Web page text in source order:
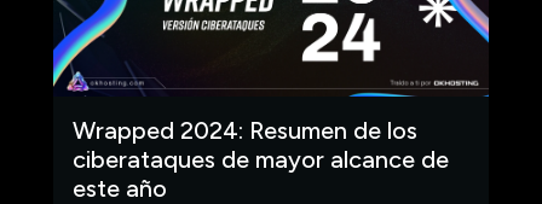
Wrapped 2024: Resumen de los
ciberataques de mayor alcance de
este año